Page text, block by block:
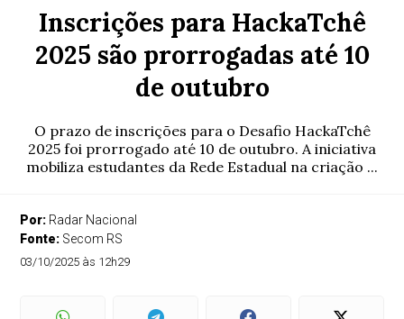
Inscrições para HackaTchê
2025 são prorrogadas até 10
de outubro
O prazo de inscrições para o Desafio HackaTchê
2025 foi prorrogado até 10 de outubro. A iniciativa
mobiliza estudantes da Rede Estadual na criação ...
Por: Radar Nacional
Fonte: Secom RS
03/10/2025 às 12h29